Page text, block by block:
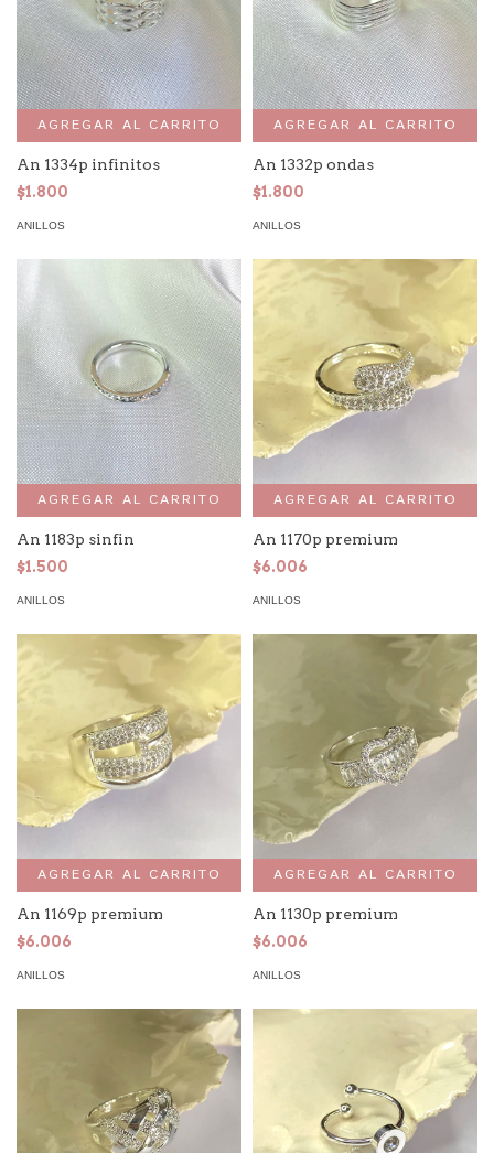
AGREGAR AL CARRITO
An 1334p infinitos
$1.800
ANILLOS
AGREGAR AL CARRITO
An 1332p ondas
$1.800
ANILLOS
AGREGAR AL CARRITO
An 1183p sinfin
$1.500
ANILLOS
AGREGAR AL CARRITO
An 1170p premium
$6.006
ANILLOS
AGREGAR AL CARRITO
An 1169p premium
$6.006
ANILLOS
AGREGAR AL CARRITO
An 1130p premium
$6.006
ANILLOS